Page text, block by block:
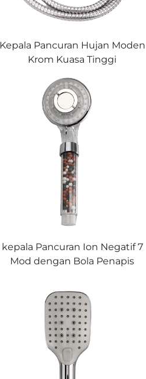
Kepala Pancuran Hujan Moden
Krom Kuasa Tinggi
Karat dan Plastik Pembahagi
Pancuran Tangan Mulut
Pancuran untuk Faucet Bilik
Mandi
kepala Pancuran Ion Negatif 7
Mod dengan Bola Penapis
Lembut Boleh Dilaraskan
Secara Bebas Nikmati Mandian
Licin